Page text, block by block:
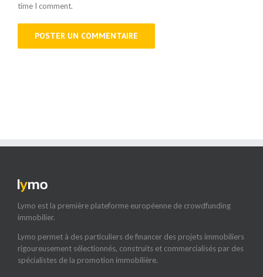
time I comment.
Lymo est la première plateforme européenne de crowdfunding
immobilier.
Lymo permet à des particuliers de financer des projets immobiliers
rigoureusement sélectionnés, construits et commercialisés par des
spécialistes de la promotion immobilière.